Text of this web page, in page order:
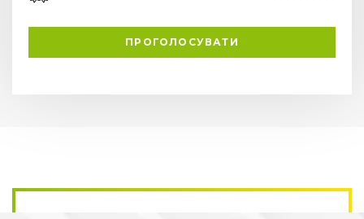
ПРОГОЛОСУВАТИ